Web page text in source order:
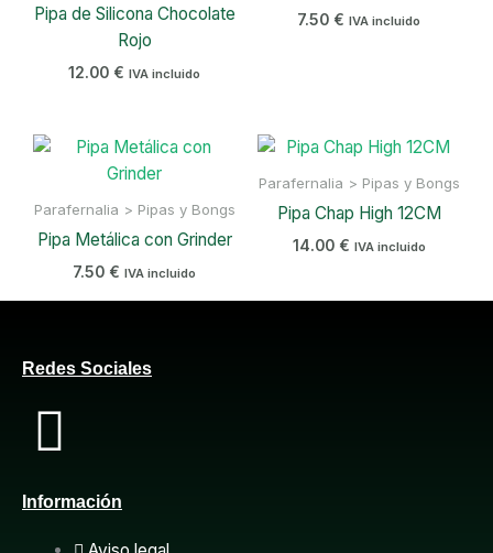
Pipa de Silicona Chocolate
Rojo
12.00 € IVA incluido
7.50 € IVA incluido
Parafernalia > Pipas y Bongs
Pipa Metálica con Grinder
7.50 € IVA incluido
Parafernalia > Pipas y Bongs
Pipa Chap High 12CM
14.00 € IVA incluido
Redes Sociales
F
a
Información